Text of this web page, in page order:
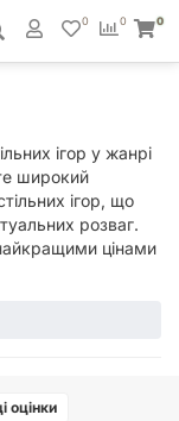
0
0 0
ігор у жанрі
широкий
ігор, що
розваг.
цінами
оцінки